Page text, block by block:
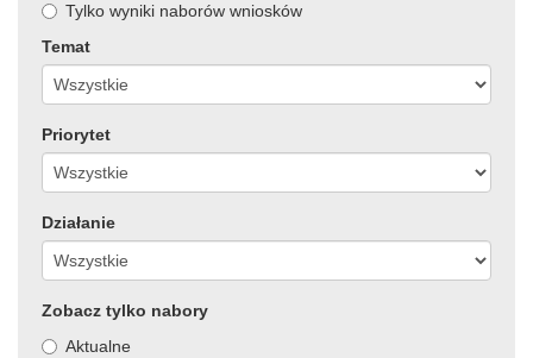
Tylko wyniki naborów wniosków
Temat
Priorytet
Działanie
Zobacz tylko nabory
Aktualne